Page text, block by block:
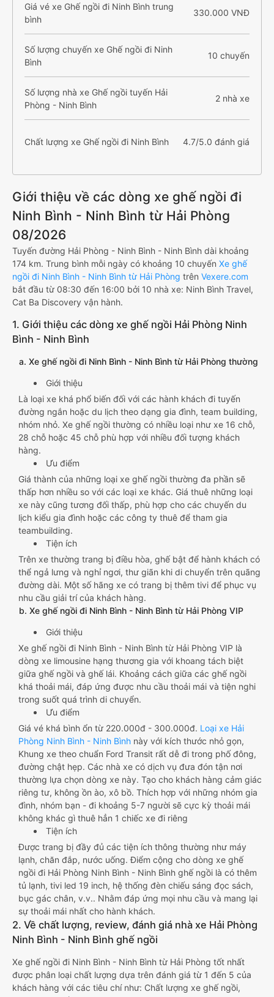
Giá vé xe Ghế ngồi đi Ninh Bình trung
bình
330.000 VNĐ
Số lượng chuyến xe Ghế ngồi đi Ninh
Bình
10 chuyến
Số lượng nhà xe Ghế ngồi tuyến Hải
Phòng - Ninh Bình
2 nhà xe
Chất lượng xe Ghế ngồi đi Ninh Bình 4.7/5.0 đánh giá
Giới thiệu về các dòng xe ghế ngồi đi
Ninh Bình - Ninh Bình từ Hải Phòng
08/2026
Tuyến đường Hải Phòng - Ninh Bình - Ninh Bình dài khoảng
174 km. Trung bình mỗi ngày có khoảng 10 chuyến Xe ghế
ngồi đi Ninh Bình - Ninh Bình từ Hải Phòng trên Vexere.com
bắt đầu từ 08:30 đến 16:00 bởi 10 nhà xe: Ninh Bình Travel,
Cat Ba Discovery vận hành.
1. Giới thiệu các dòng xe ghế ngồi Hải Phòng Ninh
Bình - Ninh Bình
a. Xe ghế ngồi đi Ninh Bình - Ninh Bình từ Hải Phòng thường
Giới thiệu
Là loại xe khá phổ biến đối với các hành khách đi tuyến
đường ngắn hoặc du lịch theo dạng gia đình, team building,
nhóm nhỏ. Xe ghế ngồi thường có nhiều loại như xe 16 chỗ,
28 chỗ hoặc 45 chỗ phù hợp với nhiều đối tượng khách
hàng.
Ưu điểm
Giá thành của những loại xe ghế ngồi thường đa phần sẽ
thấp hơn nhiều so với các loại xe khác. Giá thuê những loại
xe này cũng tương đối thấp, phù hợp cho các chuyến du
lịch kiểu gia đình hoặc các công ty thuê để tham gia
teambuilding.
Tiện ích
Trên xe thường trang bị điều hòa, ghế bật để hành khách có
thể ngả lưng và nghỉ ngơi, thư giãn khi di chuyển trên quãng
đường dài. Một số hãng xe có trang bị thêm tivi để phục vụ
nhu cầu giải trí của khách hàng.
b. Xe ghế ngồi đi Ninh Bình - Ninh Bình từ Hải Phòng VIP
Giới thiệu
Xe ghế ngồi đi Ninh Bình - Ninh Bình từ Hải Phòng VIP là
dòng xe limousine hạng thương gia với khoang tách biệt
giữa ghế ngồi và ghế lái. Khoảng cách giữa các ghế ngồi
khá thoải mái, đáp ứng được nhu cầu thoải mái và tiện nghi
trong suốt quá trình di chuyển.
Ưu điểm
Giá vé khá bình ổn từ 220.000đ - 300.000đ. Loại xe Hải
Phòng Ninh Bình - Ninh Bình này với kích thước nhỏ gọn,
Khung xe theo chuẩn Ford Transit rất dễ đi trong phố đông,
đường chật hẹp. Các nhà xe có dịch vụ đưa đón tận nơi
thường lựa chọn dòng xe này. Tạo cho khách hàng cảm giác
riêng tư, không ồn ào, xô bồ. Thích hợp với những nhóm gia
đình, nhóm bạn - đi khoảng 5-7 người sẽ cực kỳ thoải mái
không khác gì thuê hẳn 1 chiếc xe đi riêng
Tiện ích
Được trang bị đầy đủ các tiện ích thông thường như máy
lạnh, chăn đắp, nước uống. Điểm cộng cho dòng xe ghế
ngồi đi Hải Phòng Ninh Bình - Ninh Bình ghế ngồi là có thêm
tủ lạnh, tivi led 19 inch, hệ thống đèn chiếu sáng đọc sách,
bục gác chân, v.v.. Nhằm đáp ứng mọi nhu cầu và mang lại
sự thoải mái nhất cho hành khách.
2. Về chất lượng, review, đánh giá nhà xe Hải Phòng
Ninh Bình - Ninh Bình ghế ngồi
Xe ghế ngồi đi Ninh Bình - Ninh Bình từ Hải Phòng tốt nhất
được phân loại chất lượng dựa trên đánh giá từ 1 đến 5 của
khách hàng với các tiêu chí như: Chất lượng xe ghế ngồi,